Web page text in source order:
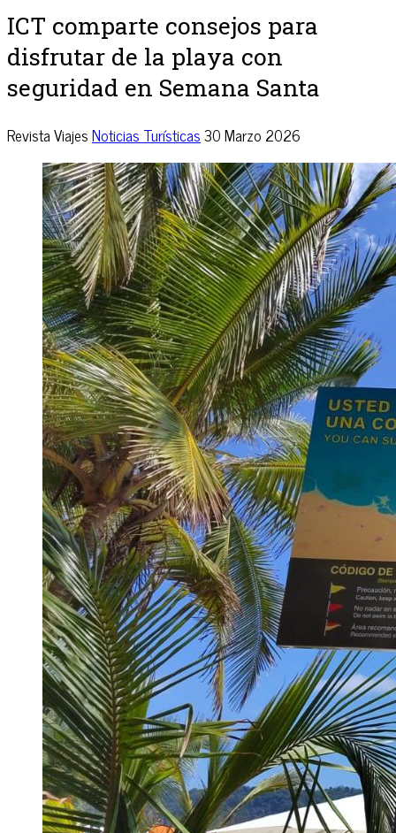
ICT comparte consejos para
disfrutar de la playa con
seguridad en Semana Santa
Revista ViajesNoticias Turísticas30 Marzo 2026